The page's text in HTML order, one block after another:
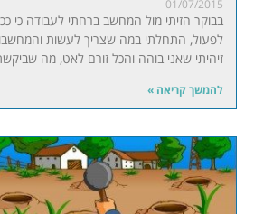
01/07/2015
בבוקר הזיתי מול המחשב ברחתי לעבודה כי
לפעול, התחלתי במה שצריך לעשות
זיהיתי שאני בוהה והכל זורם לאט, מה
להמשך קריאה »